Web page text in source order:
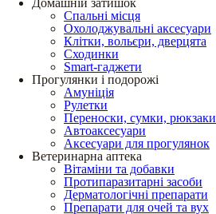
Домашній затишок
Спальні місця
Охолоджувальні аксесуари
Клітки, вольєри, дверцята
Сходинки
Smart-гаджети
Прогулянки і подорожі
Амуніція
Рулетки
Переноски, сумки, рюкзаки
Автоаксесуари
Аксесуари для прогулянок
Ветеринарна аптека
Вітаміни та добавки
Протипаразитарні засоби
Дерматологічні препарати
Препарати для очей та вух